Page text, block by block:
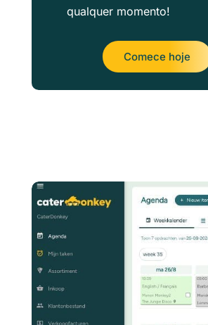
qualquer momento!
Comece hoje